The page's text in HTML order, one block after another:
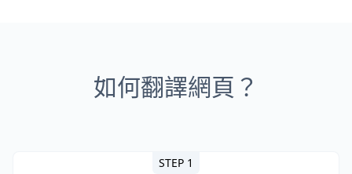
如何翻譯網頁？
STEP 1